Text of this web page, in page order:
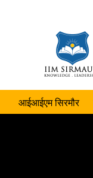
आईआईएम सिरमौर